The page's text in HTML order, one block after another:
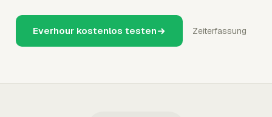
Everhour kostenlos testen Zeiterfassung